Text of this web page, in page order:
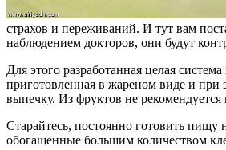
страхов и переживаний. И тут вам
наблюдением докторов, они будут
Для этого разработанная целая
приготовленная в жареном виде и при
выпечку. Из фруктов не
Старайтесь, постоянно готовить
обогащенные большим количеством